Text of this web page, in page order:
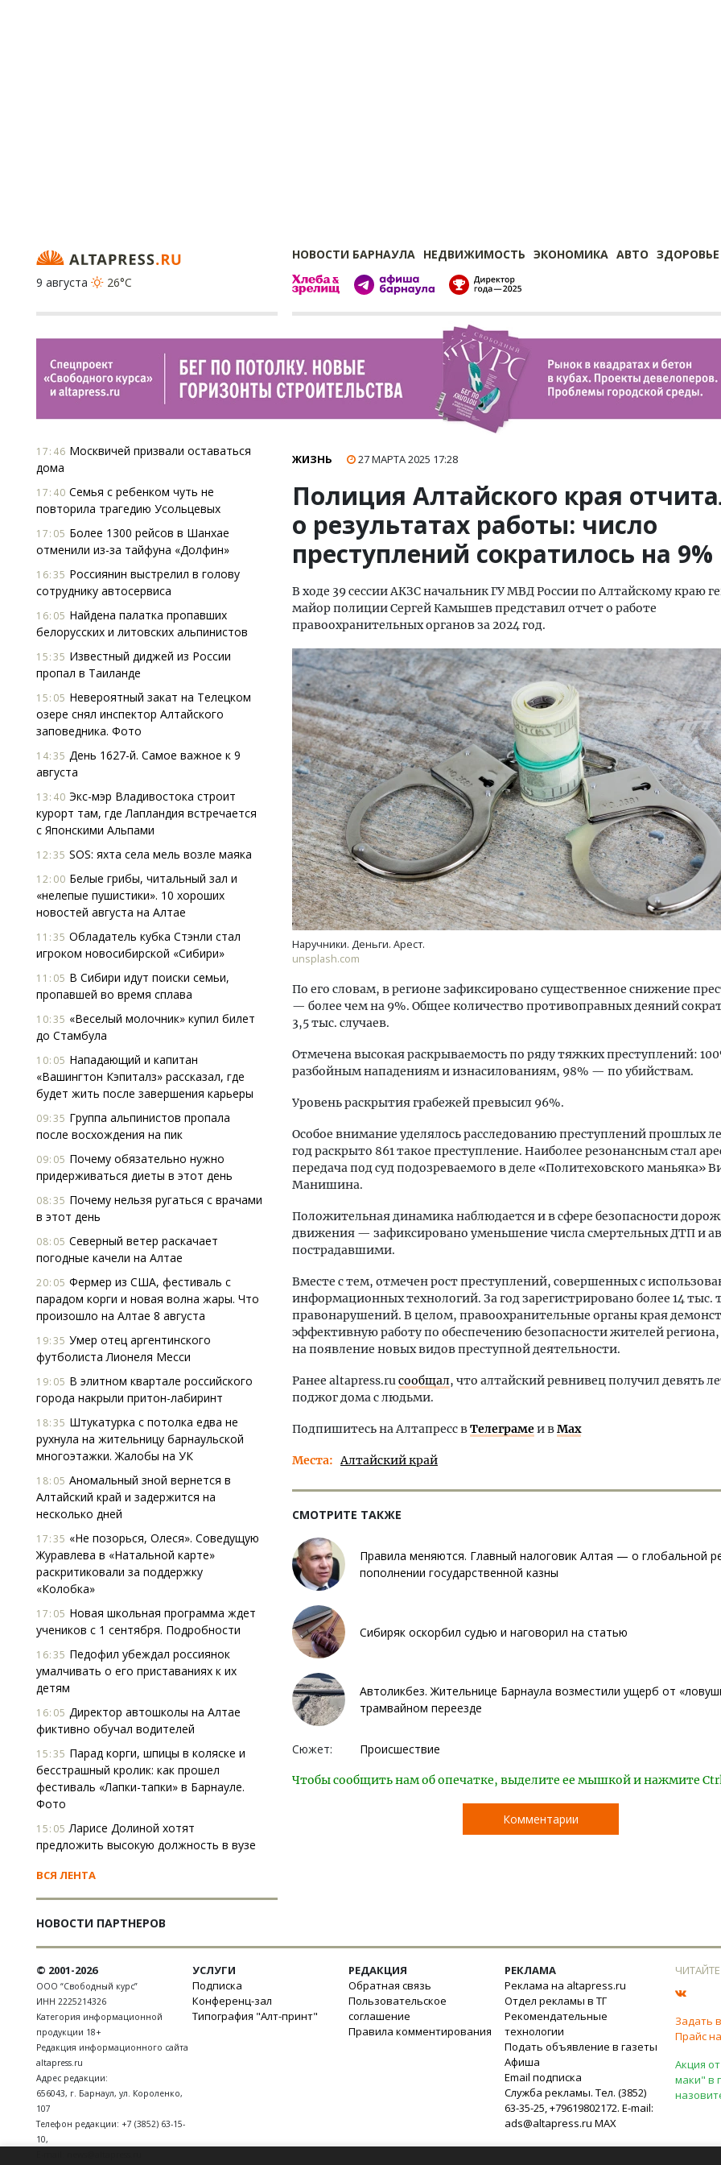
НОВОСТИ БАРНАУЛА НЕДВИЖИМОСТЬ ЭКОНОМИКА АВТО ЗДОРОВЬЕ
9 августа
26°C
17:46 Москвичей призвали оставаться
дома
17:40 Семья с ребенком чуть не
повторила трагедию Усольцевых
17:05 Более 1300 рейсов в Шанхае
отменили из-за тайфуна «Долфин»
16:35 Россиянин выстрелил в голову
сотруднику автосервиса
16:05 Найдена палатка пропавших
белорусских и литовских альпинистов
15:35 Известный диджей из России
пропал в Таиланде
15:05 Невероятный закат на Телецком
озере снял инспектор Алтайского
заповедника. Фото
14:35 День 1627-й. Самое важное к 9
августа
13:40 Экс-мэр Владивостока строит
курорт там, где Лапландия встречается
с Японскими Альпами
12:35 SOS: яхта села мель возле маяка
12:00 Белые грибы, читальный зал и
«нелепые пушистики». 10 хороших
новостей августа на Алтае
11:35 Обладатель кубка Стэнли стал
игроком новосибирской «Сибири»
11:05 В Сибири идут поиски семьи,
пропавшей во время сплава
10:35 «Веселый молочник» купил билет
до Стамбула
10:05 Нападающий и капитан
«Вашингтон Кэпиталз» рассказал, где
будет жить после завершения карьеры
09:35 Группа альпинистов пропала
после восхождения на пик
09:05 Почему обязательно нужно
придерживаться диеты в этот день
08:35 Почему нельзя ругаться с врачами
в этот день
08:05 Северный ветер раскачает
погодные качели на Алтае
20:05 Фермер из США, фестиваль с
парадом корги и новая волна жары. Что
произошло на Алтае 8 августа
19:35 Умер отец аргентинского
футболиста Лионеля Месси
19:05 В элитном квартале российского
города накрыли притон-лабиринт
18:35 Штукатурка с потолка едва не
рухнула на жительницу барнаульской
многоэтажки. Жалобы на УК
18:05 Аномальный зной вернется в
Алтайский край и задержится на
несколько дней
17:35 «Не позорься, Олеся». Соведущую
Журавлева в «Натальной карте»
раскритиковали за поддержку
«Колобка»
17:05 Новая школьная программа ждет
учеников с 1 сентября. Подробности
16:35 Педофил убеждал россиянок
умалчивать о его приставаниях к их
детям
16:05 Директор автошколы на Алтае
фиктивно обучал водителей
15:35 Парад корги, шпицы в коляске и
бесстрашный кролик: как прошел
фестиваль «Лапки-тапки» в Барнауле.
Фото
15:05 Ларисе Долиной хотят
предложить высокую должность в вузе
ВСЯ ЛЕНТА
НОВОСТИ ПАРТНЕРОВ
ЖИЗНЬ 27 МАРТА 2025 17:28
Полиция Алтайского края
о результатах работы: число
преступлений сократилось на 9%
В ходе 39 сессии АКЗС начальник ГУ МВД России по Алтайскому краю
майор полиции Сергей Камышев представил отчет о работе
правоохранительных органов за 2024 год.
Наручники. Деньги. Арест.
unsplash.com
По его словам, в регионе зафиксировано существенное снижение
— более чем на 9%. Общее количество противоправных деяний
3,5 тыс. случаев.
Отмечена высокая раскрываемость по ряду тяжких преступлений:
разбойным нападениям и изнасилованиям, 98% — по убийствам.
Уровень раскрытия грабежей превысил 96%.
Особое внимание уделялось расследованию преступлений прошлых
год раскрыто 861 такое преступление. Наиболее резонансным стал
передача под суд подозреваемого в деле «Политеховского маньяка»
Манишина.
Положительная динамика наблюдается и в сфере безопасности
движения — зафиксировано уменьшение числа смертельных ДТП и
пострадавшими.
Вместе с тем, отмечен рост преступлений, совершенных с
информационных технологий. За год зарегистрировано более 14 тыс.
правонарушений. В целом, правоохранительные органы края
эффективную работу по обеспечению безопасности жителей
на появление новых видов преступной деятельности.
Ранее altapress.ruсообщал, что алтайский ревнивец получил девять
поджог дома с людьми.
Подпишитесь на Алтапресс вТелеграмеи вMax
Места Алтайский край
СМОТРИТЕ ТАКЖЕ
Правила меняются. Главный налоговик Алтая — о глобальной
пополнении государственной казны
Сибиряк оскорбил судью и наговорил на статью
Автоликбез. Жительнице Барнаула возместили ущерб от
трамвайном переезде
Сюжет: Происшествие
Чтобы сообщить нам об опечатке, выделите ее мышкой и нажмите
Комментарии
Ищем новые берега. Гендиректор
«Жилищной инициативы» Юрий
Гатилов — о том, как девелоперу
оставаться на плаву, когда рынок
штормит
СТРОИТЕЛЬСТВО
Двухуровневые номера
Каким будет новый
«Белкур» в Белокурихе
ДОМА И КВАРТИРЫ
© 2001-2026
ООО “Свободный курс”
ИНН 2225214326
Категория информационной
продукции 18+
Редакция информационного сайта
altapress.ru
Адрес редакции:
656043, г. Барнаул, ул. Короленко,
107
Телефон редакции: +7 (3852) 63-15-
10,
УСЛУГИ
Подписка
Конференц-зал
Типография "Алт-принт"
РЕДАКЦИЯ
Обратная связь
Пользовательское
соглашение
Правила комментирования
РЕКЛАМА
Реклама на altapress.ru
Отдел рекламы в ТГ
Рекомендательные
технологии
Подать объявление в газеты
Афиша
Email подписка
Служба рекламы. Тел. (3852)
63-35-25, +79619802172. E-mail:
ads@altapress.ru MAX
Задать
Прайс
Акция
маки" в